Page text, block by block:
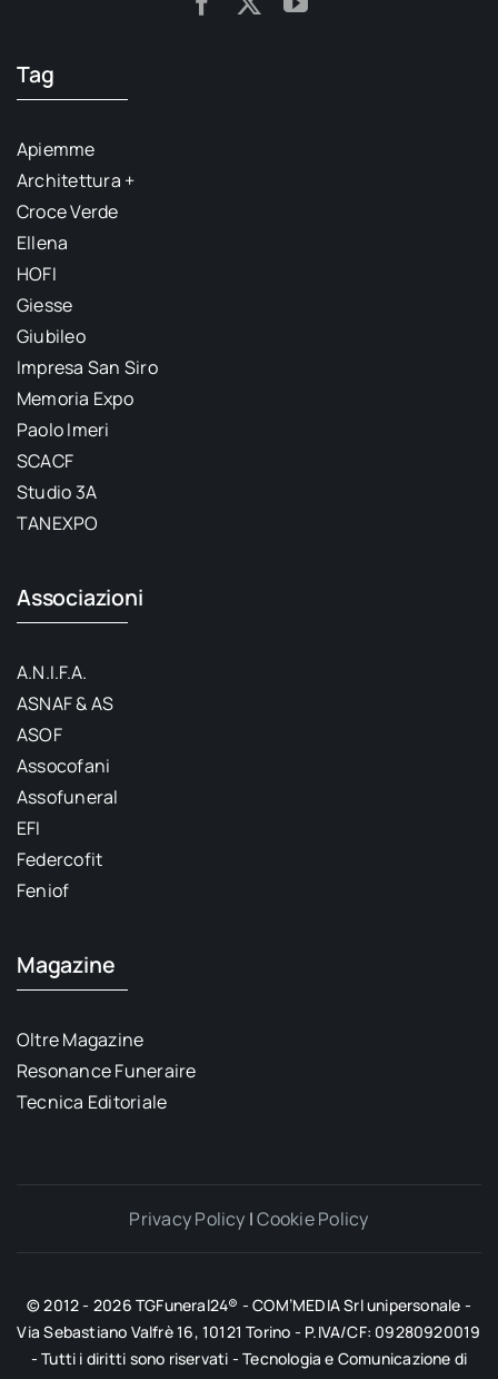
Tag
Apiemme
Architettura +
Croce Verde
Ellena
HOFI
Giesse
Giubileo
Impresa San Siro
Memoria Expo
Paolo Imeri
SCACF
Studio 3A
TANEXPO
Associazioni
A.N.I.F.A.
ASNAF & AS
ASOF
Assocofani
Assofuneral
EFI
Federcofit
Feniof
Magazine
Oltre Magazine
Resonance Funeraire
Tecnica Editoriale
Privacy Policy |Cookie Policy
© 2012 - 2026 TGFuneral24® - COM’MEDIA Srl unipersonale -
Via Sebastiano Valfrè 16, 10121 Torino - P.IVA/CF: 09280920019
- Tutti i diritti sono riservati - Tecnologia e Comunicazione di